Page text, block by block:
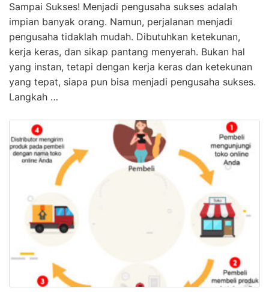
Sampai Sukses! Menjadi pengusaha sukses adalah
impian banyak orang. Namun, perjalanan menjadi
pengusaha tidaklah mudah. Dibutuhkan ketekunan,
kerja keras, dan sikap pantang menyerah. Bukan hal
yang instan, tetapi dengan kerja keras dan ketekunan
yang tepat, siapa pun bisa menjadi pengusaha sukses.
Langkah …